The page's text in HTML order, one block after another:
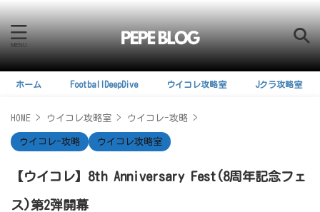
ホーム FootballDeepDive ウイコレ攻略室 Jクラ攻略室
HOME > ウイコレ攻略室 > ウイコレ-攻略 >
ウイコレ-攻略 ウイコレ攻略室
【ウイコレ】8th Anniversary Fest(8周年記念フェ
ス)第2弾開幕